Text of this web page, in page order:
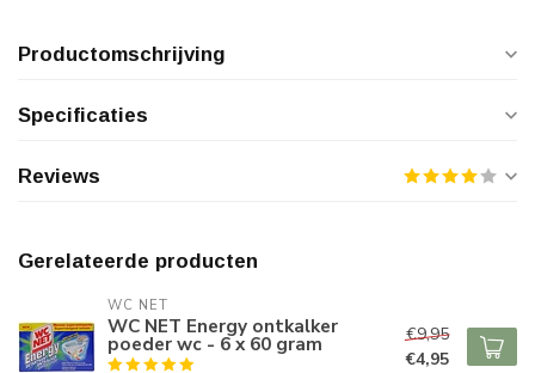
Productomschrijving
Specificaties
Reviews
Gerelateerde producten
WC NET
WC NET Energy ontkalker
poeder wc - 6 x 60 gram
€9,95
€4,95